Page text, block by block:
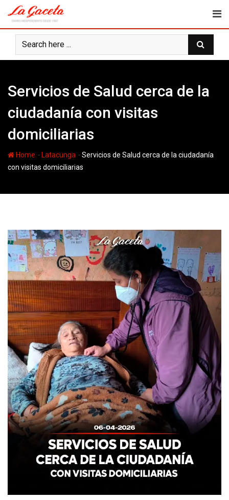
content
Servicios de Salud cerca de la
ciudadanía con visitas
domiciliarias
Home - Latacunga -Servicios de Salud cerca de la ciudadanía
con visitas domiciliarias